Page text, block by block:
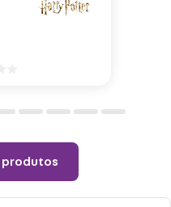
de uso:
macia e
nem a lava-
trincar ou
trata-se de um
produtos